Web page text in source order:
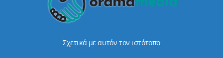
Σχετικά με αυτόν τον ιστότοπο